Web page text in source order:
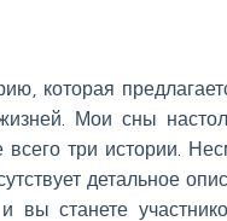
которая
Мои сны
три истории.
детальное
станете